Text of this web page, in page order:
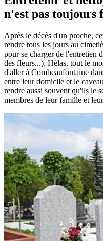
n'est pas toujours
Après le décès d'un proche,
rendre tous les jours au
pour se charger de l'entretien
des fleurs...). Hélas, tout le
d'aller à Combeaufontaine
entre leur domicile et le
rendre aussi souvent qu'ils le
membres de leur famille et